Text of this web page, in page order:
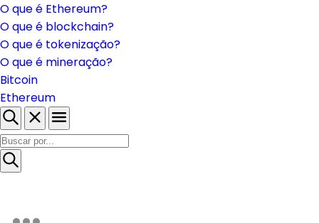
O que é Ethereum?
O que é blockchain?
O que é tokenização?
O que é mineração?
Bitcoin
Ethereum